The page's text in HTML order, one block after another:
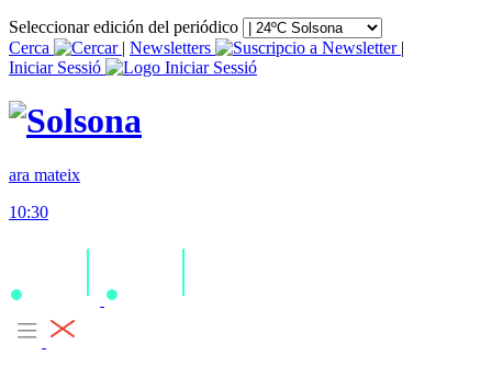
Seleccionar edición del periódico
Cerca
| Newsletters
|
Iniciar Sessió
ara mateix
10:30